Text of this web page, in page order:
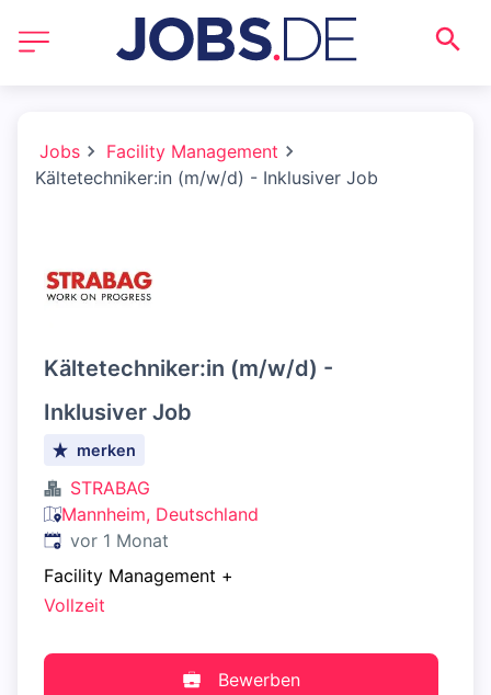
Jobs
Facility Management
Kältetechniker:in (m/w/d) - Inklusiver Job
Kältetechniker:in (m/w/d) -
Inklusiver Job
merken
STRABAG
Mannheim, Deutschland
Veröffentlicht:
vor 1 Monat
Facility Management +
Vollzeit
Bewerben